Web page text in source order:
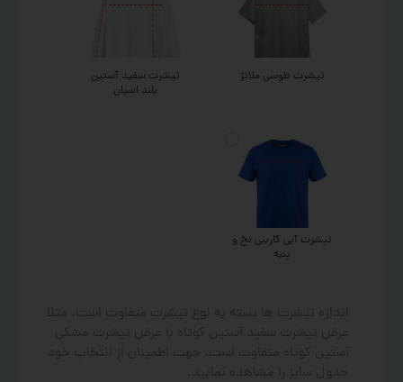
تیشرت طوسی ملانژ
تیشرت سفید آستین
بلند اسپان
تیشرت آبی کاربنی نخ و
پنبه